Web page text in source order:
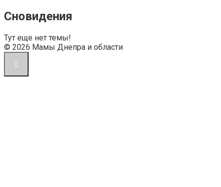
здесь:
Сновидения
Тут еще нет темы!
© 2026 Мамы Днепра и области